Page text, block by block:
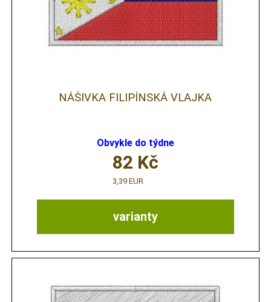
NÁŠIVKA FILIPÍNSKÁ VLAJKA
Obvykle do týdne
varianty
82 Kč
3,39 EUR